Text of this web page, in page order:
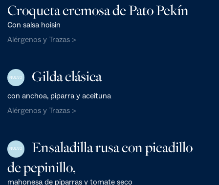
Croqueta cremosa de Pato Pekín
Con salsa hoisin
Alérgenos y Trazas >
NUEVO Gilda clásica
con anchoa, piparra y aceituna
Alérgenos y Trazas >
NUEVO
Ensaladilla rusa con picadillo
de pepinillo,
mahonesa de piparras y tomate seco